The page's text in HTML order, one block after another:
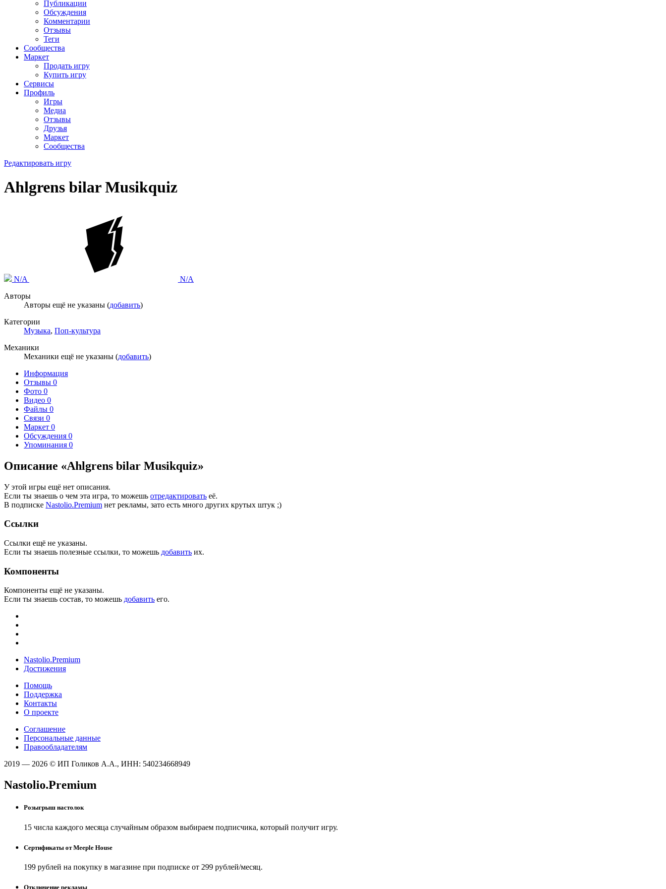
Публикации
Обсуждения
Комментарии
Отзывы
Теги
Сообщества
Маркет
Продать игру
Купить игру
Сервисы
Профиль
Игры
Медиа
Отзывы
Друзья
Маркет
Сообщества
Редактировать игру
Ahlgrens bilar Musikquiz
N/A
N/A
Авторы
Авторы ещё не указаны (добавить)
Категории
Музыка, Поп-культура
Механики
Механики ещё не указаны (добавить)
Информация
Отзывы 0
Фото 0
Видео 0
Файлы 0
Связи 0
Маркет 0
Обсуждения 0
Упоминания 0
Описание «Ahlgrens bilar Musikquiz»
У этой игры ещё нет описания.
Если ты знаешь о чем эта игра, то можешь отредактировать её.
В подписке Nastolio.Premium нет рекламы, зато есть много других крутых штук ;)
Ссылки
Ссылки ещё не указаны.
Если ты знаешь полезные ссылки, то можешь добавить их.
Компоненты
Компоненты ещё не указаны.
Если ты знаешь состав, то можешь добавить его.
Nastolio.Premium
Достижения
Помощь
Поддержка
Контакты
О проекте
Соглашение
Персональные данные
Правообладателям
2019 — 2026 © ИП Голиков А.А., ИНН: 540234668949
Nastolio.Premium
Розыгрыш настолок
15 числа каждого месяца случайным образом выбираем подписчика, который получит игру.
Сертификаты от Meeple House
199 рублей на покупку в магазине при подписке от 299 рублей/месяц.
Отключение рекламы